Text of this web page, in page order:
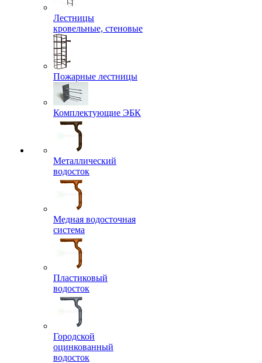
Лестницы
кровельные, стеновые
Пожарные лестницы
Комплектующие ЭБК
Металлический
водосток
Медная водосточная
система
Пластиковый
водосток
Городской
оцинкованный
водосток